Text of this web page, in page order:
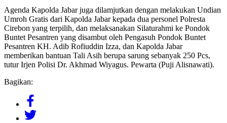
Agenda Kapolda Jabar juga dilamjutkan dengan melakukan Undian
Umroh Gratis dari Kapolda Jabar kepada dua personel Polresta
Cirebon yang terpilih, dan melaksanakan Silaturahmi ke Pondok
Buntet Pesantren yang disambut oleh Pengasuh Pondok Buntet
Pesantren KH. Adib Rofiuddin Izza, dan Kapolda Jabar
memberikan bantuan Tali Asih berupa sarung sebanyak 250 Pcs,
tutur Irjen Polisi Dr. Akhmad Wiyagus. Pewarta (Puji Alisnawati).
Bagikan: